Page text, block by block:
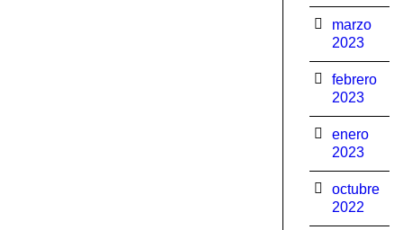
marzo
2023
febrero
2023
enero
2023
octubre
2022